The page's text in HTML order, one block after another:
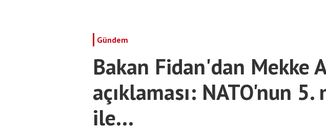
Gündem
Bakan Fidan'dan Mekke
açıklaması: NATO'nun 5.
ile...